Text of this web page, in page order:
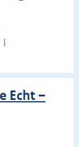
Echt –